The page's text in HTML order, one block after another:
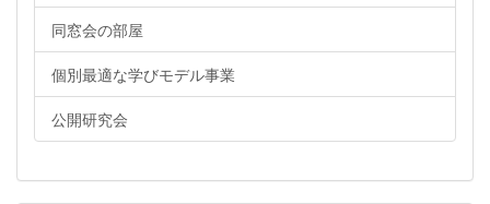
同窓会の部屋
個別最適な学びモデル事業
公開研究会